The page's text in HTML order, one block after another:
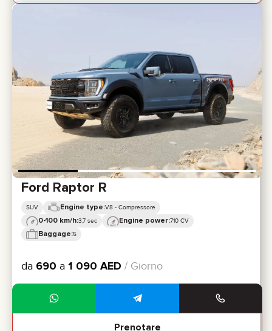
Ford Raptor R
SUV Engine type:V8 - Compressore
0-100 km/h:3,7 sec Engine power:710 CV
Baggage:5
da 690 a 1 090 AED / Giorno
Prenotare